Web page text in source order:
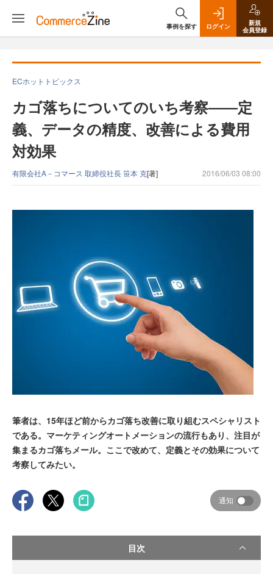
事例を探す ログイン
新規
会員登録
ECホットトピックス
カゴ落ちについてのいち考察――定
義、データの精度、改善による費用
対効果
有限会社A－コマース 取締役社長 笹本 克[著] 2016/06/03 08:00
筆者は、15年ほど前からカゴ落ち改善に取り組むスペシャリスト
である。マーケティングオートメーションの流行もあり、注目が
集まるカゴ落ちメール。ここで改めて、定義とその効果について
考察してみたい。
通知
目次